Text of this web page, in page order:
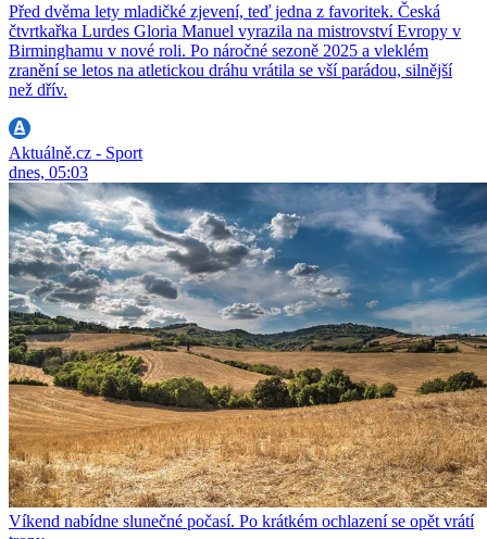
Před dvěma lety mladičké zjevení, teď jedna z favoritek. Česká
čtvrtkařka Lurdes Gloria Manuel vyrazila na mistrovství Evropy v
Birminghamu v nové roli. Po náročné sezoně 2025 a vleklém
zranění se letos na atletickou dráhu vrátila se vší parádou, silnější
než dřív.
Aktuálně.cz - Sport
dnes, 05:03
Víkend nabídne slunečné počasí. Po krátkém ochlazení se opět vrátí